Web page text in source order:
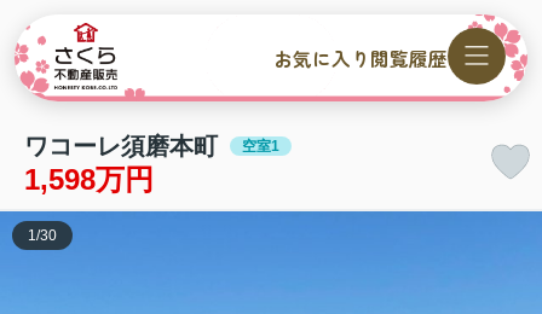
お気に入り 閲覧履歴
ワコーレ須磨本町 空室1
1,598万円
1 /30